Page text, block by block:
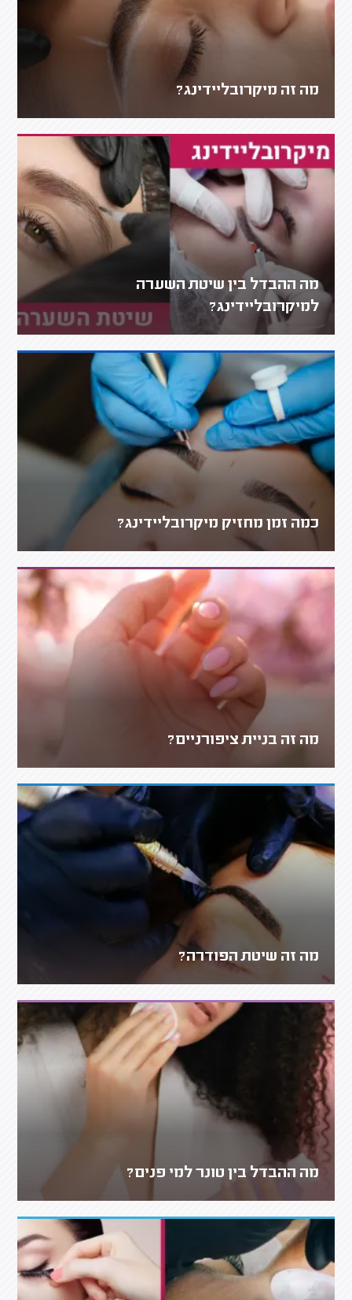
מה זה מיקרובליידינג?
מה ההבדל בין שיטת השערה
למיקרובליידינג?
כמה זמן מחזיק מיקרובליידינג?
מה זה בניית ציפורניים?
מה זה שיטת הפודרה?
מה ההבדל בין טונר למי פנים?